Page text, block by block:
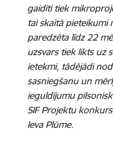
gaidīti tiek
tai skaitā
paredzēta līdz 22
uzsvars tiek likts uz
ietekmi, tādējādi
sasniegšanu un
ieguldījumu
SIF Projektu
Ieva Plūme.